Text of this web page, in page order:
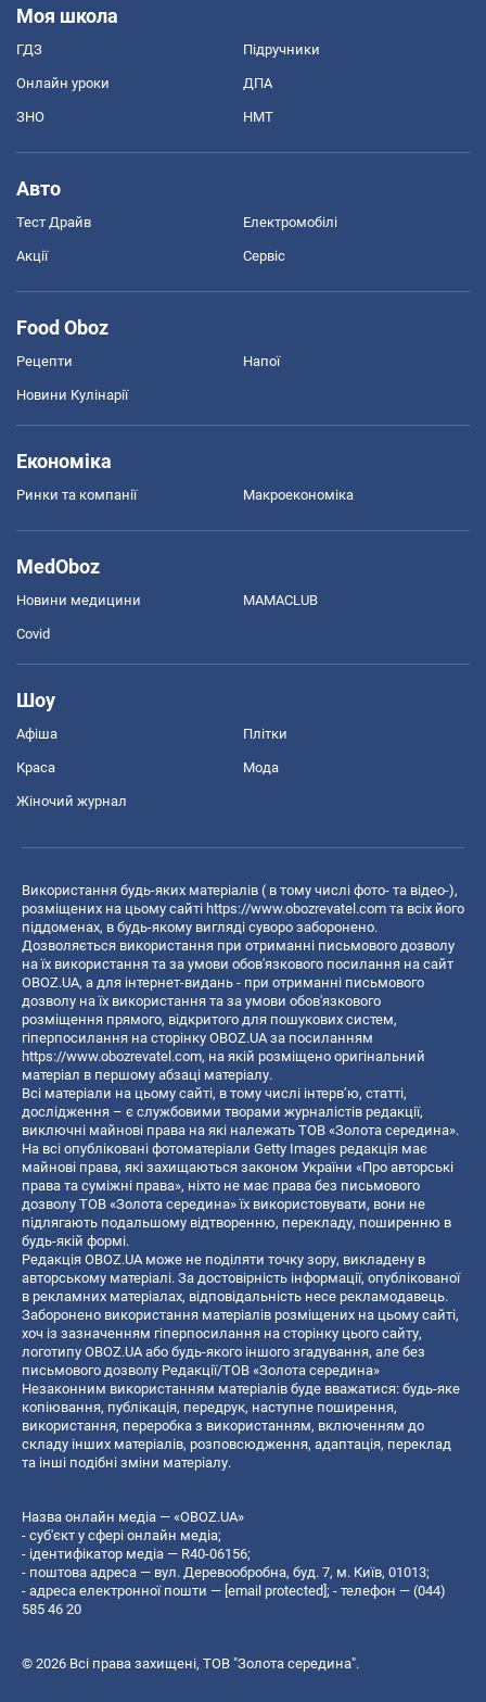
Моя школа
ГДЗ Підручники
Онлайн уроки ДПА
ЗНО НМТ
Авто
Тест Драйв Електромобілі
Акції Сервіс
Food Oboz
Рецепти Напої
Новини Кулінарії
Економіка
Ринки та компанії Макроекономіка
MedOboz
Новини медицини MAMACLUB
Covid
Шоу
Афіша Плітки
Краса Мода
Жіночий журнал
Використання будь-яких матеріалів ( в тому числі фото- та відео-),
розміщених на цьому сайті https://www.obozrevatel.com та всіх його
піддоменах, в будь-якому вигляді суворо заборонено.
Дозволяється використання при отриманні письмового дозволу
на їх використання та за умови обов'язкового посилання на сайт
OBOZ.UA, а для інтернет-видань - при отриманні письмового
дозволу на їх використання та за умови обов'язкового
розміщення прямого, відкритого для пошукових систем,
гіперпосилання на сторінку OBOZ.UA за посиланням
https://www.obozrevatel.com, на якій розміщено оригінальний
матеріал в першому абзаці матеріалу.
Всі матеріали на цьому сайті, в тому числі інтерв’ю, статті,
дослідження – є службовими творами журналістів редакції,
виключні майнові права на які належать ТОВ «Золота середина».
На всі опубліковані фотоматеріали Getty Images редакція має
майнові права, які захищаються законом України «Про авторські
права та суміжні права», ніхто не має права без письмового
дозволу ТОВ «Золота середина» їх використовувати, вони не
підлягають подальшому відтворенню, перекладу, поширенню в
будь-якій формі.
Редакція OBOZ.UA може не поділяти точку зору, викладену в
авторському матеріалі. За достовірність інформації, опублікованої
в рекламних матеріалах, відповідальність несе рекламодавець.
Заборонено використання матеріалів розміщених на цьому сайті,
хоч із зазначенням гіперпосилання на сторінку цього сайту,
логотипу OBOZ.UA або будь-якого іншого згадування, але без
письмового дозволу Редакції/ТОВ «Золота середина»
Незаконним використанням матеріалів буде вважатися: будь-яке
копiювання, публiкацiя, передрук, наступне поширення,
використання, переробка з використанням, включенням до
складу інших матеріалів, розповсюдження, адаптація, переклад
та інші подібні зміни матеріалу.
Назва онлайн медіа — «OBOZ.UA»
- суб'єкт у сфері онлайн медіа;
- ідентифікатор медіа — R40-06156;
- поштова адреса — вул. Деревообробна, буд. 7, м. Київ, 01013;
- адреса електронної пошти — [email protected] ; - телефон — (044)
585 46 20
© 2026 Всі права захищені, ТОВ "Золота середина".